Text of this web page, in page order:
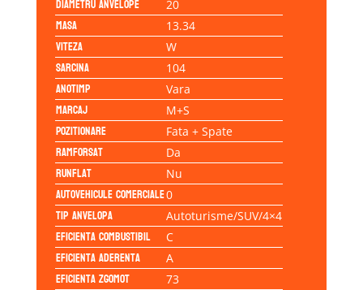
Diametru anvelope 20
Masa 13.34
Viteza W
Sarcina 104
Anotimp Vara
Marcaj M+S
Pozitionare Fata + Spate
Ramforsat Da
Runflat Nu
Autovehicule comerciale0
Tip anvelopa Autoturisme/SUV/4×4
Eficienta Combustibil C
Eficienta Aderenta A
Eficienta Zgomot 73